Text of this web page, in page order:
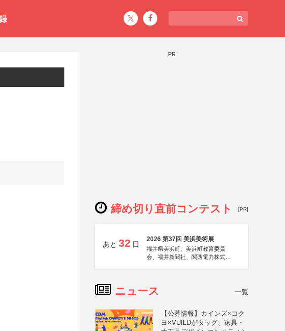
PR
締め切り直前コンテスト [PR]
あと 32 日
2026 第37回 美浜美術展
福井県美浜町、美浜町教育委員
会、福井新聞社、関西電力株式会
ニュース 一覧
【公募情報】カインズ×コク
ヨ×VUILDがタッグ、家具・